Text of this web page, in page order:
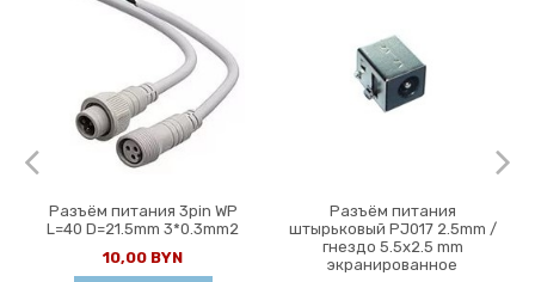
Разъём питания 3pin WP
L=40 D=21.5mm 3*0.3mm2
10,00 BYN
Разъём питания
штырьковый PJ017 2.5mm /
гнездо 5.5х2.5 mm
экранированное